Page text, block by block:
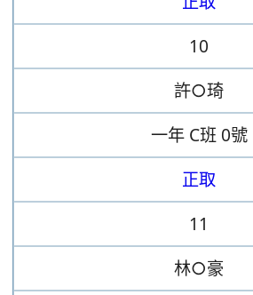
10
許○琦
一年 C班 0號
正取
11
林○豪